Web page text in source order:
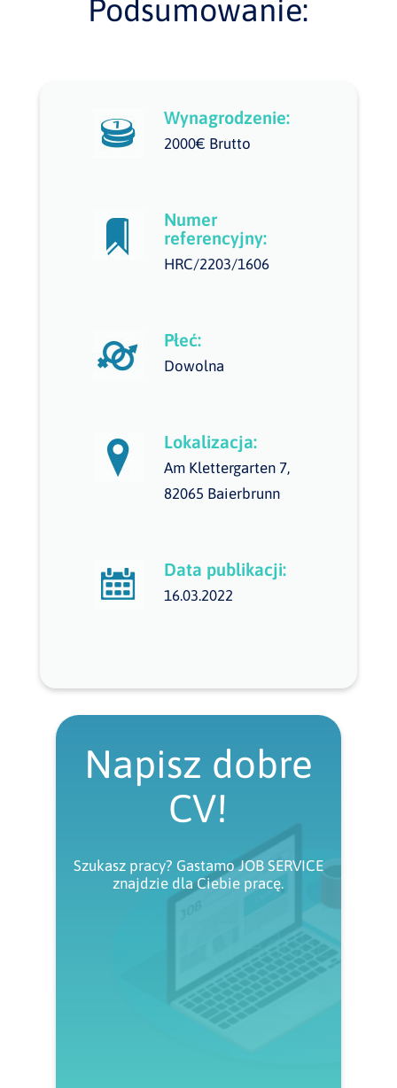
Podsumowanie:
Wynagrodzenie:
2000€ Brutto
Numer
referencyjny:
HRC/2203/1606
Płeć:
Dowolna
Lokalizacja:
Am Klettergarten 7,
82065 Baierbrunn
Data publikacji:
16.03.2022
Napisz dobre
CV!
Szukasz pracy? Gastamo JOB SERVICE
znajdzie dla Ciebie pracę.